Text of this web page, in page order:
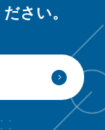
さい。